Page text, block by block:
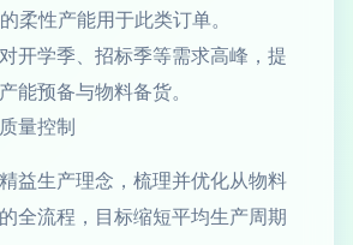
柔性产能用于此类订单。
开学季、招标季等需求高峰，提
能预备与物料备货。
量控制
益生产理念，梳理并优化从物料
全流程，目标缩短平均生产周期